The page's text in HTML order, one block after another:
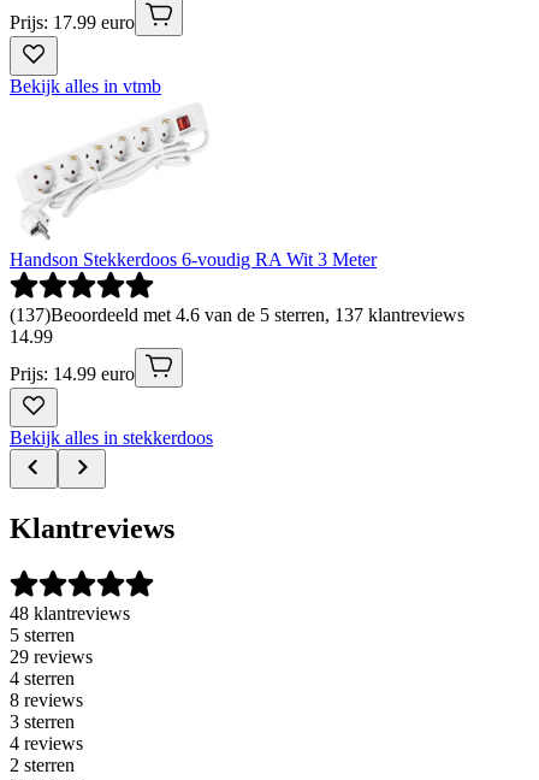
Prijs: 17.99 euro
Bekijk alles in vtmb
Handson Stekkerdoos 6-voudig RA Wit 3 Meter
(137)Beoordeeld met 4.6 van de 5 sterren, 137 klantreviews
14.99
Prijs: 14.99 euro
Bekijk alles in stekkerdoos
Klantreviews
48 klantreviews
5 sterren
29 reviews
4 sterren
8 reviews
3 sterren
4 reviews
2 sterren